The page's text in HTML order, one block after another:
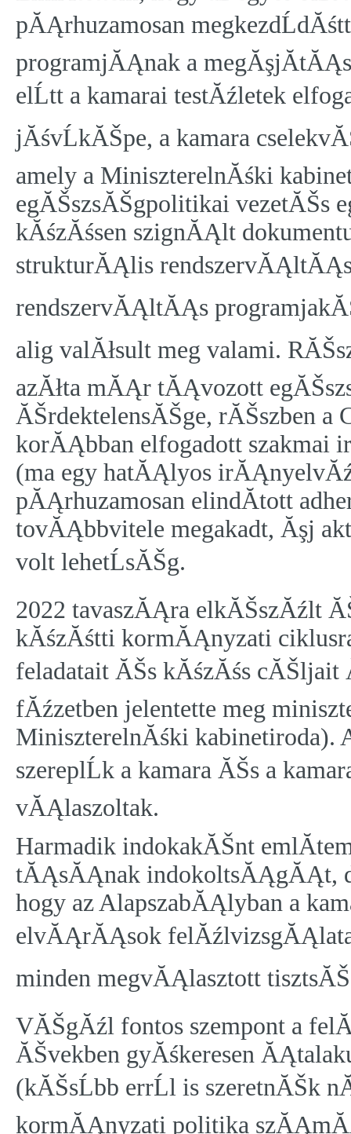
pĂĄrhuzamosan
programjĂĄnak a
elĹtt a kamarai testĂźletek
jĂśvĹkĂŠpe, a kamara
amely a MiniszterelnĂśki
egĂŠszsĂŠgpolitikai vezetĂŠs
kĂśzĂśsen szignĂĄlt
strukturĂĄlis
rendszervĂĄltĂĄs
alig valĂłsult meg valami.
azĂłta mĂĄr tĂĄvozott
ĂŠrdektelensĂŠge, rĂŠszben
korĂĄbban elfogadott szakmai
(ma egy hatĂĄlyos
pĂĄrhuzamosan elindĂ­tott
tovĂĄbbvitele megakadt, Ăşj
volt lehetĹsĂŠg.
2022 tavaszĂĄra elkĂŠszĂźlt
kĂśzĂśtti kormĂĄnyzati
feladatait ĂŠs kĂśzĂśs cĂŠljait
fĂźzetben jelentette meg
MiniszterelnĂśki kabinetiroda).
szereplĹk a kamara ĂŠs a
vĂĄlaszoltak.
Harmadik indokakĂŠnt
tĂĄsĂĄnak indokoltsĂĄgĂĄt,
hogy az AlapszabĂĄlyban a
elvĂĄrĂĄsok felĂźlvizsgĂĄlata
minden megvĂĄlasztott
VĂŠgĂźl fontos szempont a
ĂŠvekben gyĂśkeresen
(kĂŠsĹbb errĹl is szeretnĂŠk
kormĂĄnyzati politika